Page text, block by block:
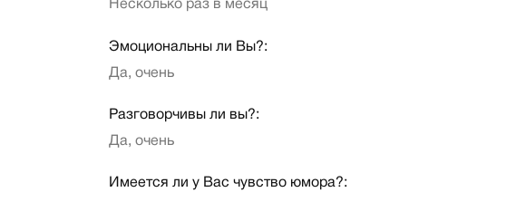
Несколько раз в месяц
Эмоциональны ли Вы?:
Да, очень
Разговорчивы ли вы?:
Да, очень
Имеется ли у Вас чувство юмора?: